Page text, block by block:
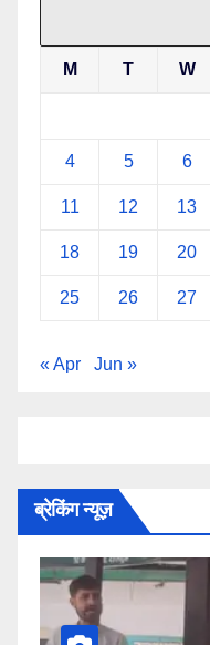
M T W
4 5 6
11 12 13
18 19 20
25 26 27
« Apr Jun »
ब्रेकिंग न्यूज़